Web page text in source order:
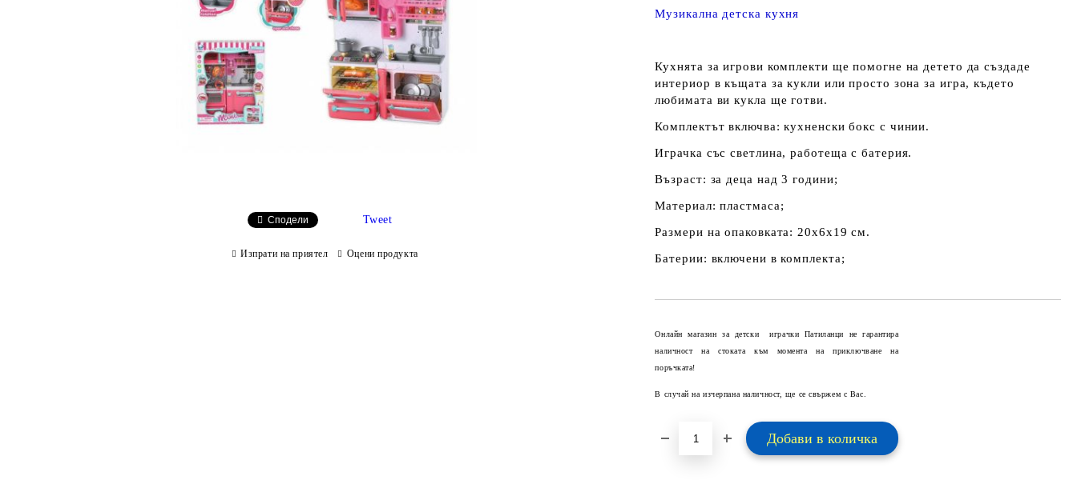
Музикална детска кухня
Кухнята за игрови комплекти ще помогне на детето да създаде
интериор в къщата за кукли или просто зона за игра, където
любимата ви кукла ще готви.
Комплектът включва: кухненски бокс с чинии.
Играчка със светлина, работеща с батерия.
Възраст: за деца над 3 години;
Материал: пластмаса;
Размери на опаковката: 20х6х19 см.
Батерии: включени в комплекта;
Онлайн магазин за детски играчки Патиланци не гарантира
наличност на стоката към момента на приключване на
поръчката!
В случай на изчерпана наличност, ще се свържем с Вас.
Сподели Tweet
Изпрати на приятел Оцени продукта